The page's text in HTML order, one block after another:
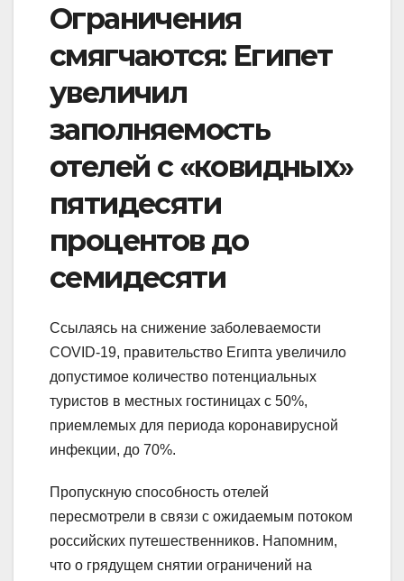
Ограничения
смягчаются: Египет
увеличил
заполняемость
отелей с «ковидных»
пятидесяти
процентов до
семидесяти
Ссылаясь на снижение заболеваемости
COVID-19, правительство Египта увеличило
допустимое количество потенциальных
туристов в местных гостиницах с 50%,
приемлемых для периода коронавирусной
инфекции, до 70%.
Пропускную способность отелей
пересмотрели в связи с ожидаемым потоком
российских путешественников. Напомним,
что о грядущем снятии ограничений на